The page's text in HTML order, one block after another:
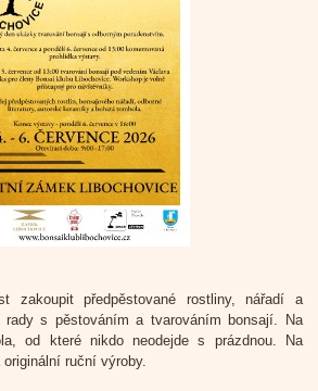
zakoupit předpěstované rostliny, nářadí a
rady s pěstováním a tvarováním bonsají. Na
od které nikdo neodejde s prázdnou. Na
ruční výroby.